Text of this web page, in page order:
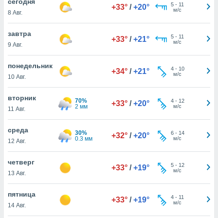
действия
на веб-
основе.
нашей
cookie
в
ВЫ
8 Авг.
+33° / +20° 5- 11
м/с
завтра
9 Авг.
+33° / +21° 5- 11
м/с
понедельник
10 Авг.
+34° / +21° 4- 10
м/с
вторник
11 Авг.
70%
2 мм
+33° / +20° 4- 12
м/с
среда
12 Авг.
30%
0.3 мм
+32° / +20° 6- 14
м/с
четверг
13 Авг.
+33° / +19° 5- 12
м/с
пятница
14 Авг.
+33° / +19° 4- 11
м/с